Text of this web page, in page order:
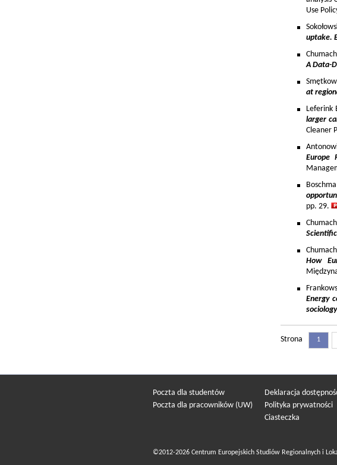
Use
uptake.
A Data-
at
Leferink
larger
Cleaner
Europe
pp. 29.
How
Energy
sociology
Strona 1
Poczta dla studentów
Poczta dla pracowników (UW)
Deklaracja
Polityka prywatności
Ciasteczka
©2012-2026 Centrum Europejskich Studiów Regionalnych i